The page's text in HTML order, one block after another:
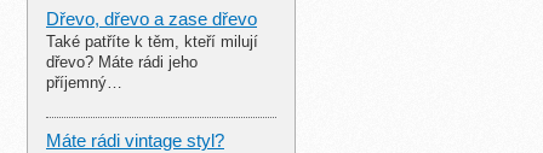
Dřevo, dřevo a zase dřevo
Také patříte k těm, kteří milují
dřevo? Máte rádi jeho
příjemný…
Máte rádi vintage styl?